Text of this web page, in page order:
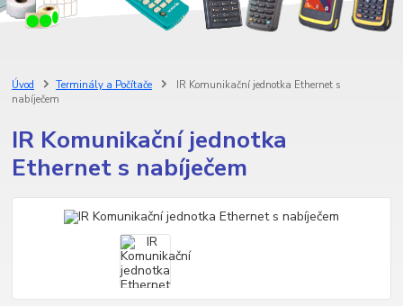
Úvod Terminály a Počítače
IR Komunikační jednotka Ethernet s
nabíječem
IR Komunikační jednotka
Ethernet s nabíječem